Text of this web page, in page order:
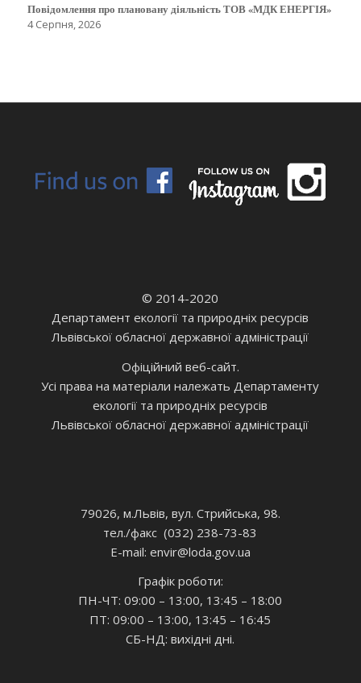
Повідомлення про плановану діяльність ТОВ «МДК ЕНЕРГІЯ»
4 Серпня, 2026
© 2014-2020
Департамент екології та природніх ресурсів
Львівської обласної державної адміністрації
Офіційний веб-сайт.
Усі права на матеріали належать Департаменту
екології та природніх ресурсів
Львівської обласної державної адміністрації
79026, м.Львів, вул. Стрийська, 98.
тел./факс (032) 238-73-83
E-mail: envir@loda.gov.ua
Графік роботи:
ПН-ЧТ: 09:00 – 13:00, 13:45 – 18:00
ПТ: 09:00 – 13:00, 13:45 – 16:45
СБ-НД: вихідні дні.